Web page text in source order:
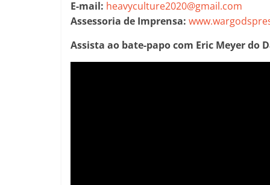
E-mail: heavyculture2020@gmail.com
Assessoria de Imprensa:
Assista ao bate-papo com Eric Meyer do